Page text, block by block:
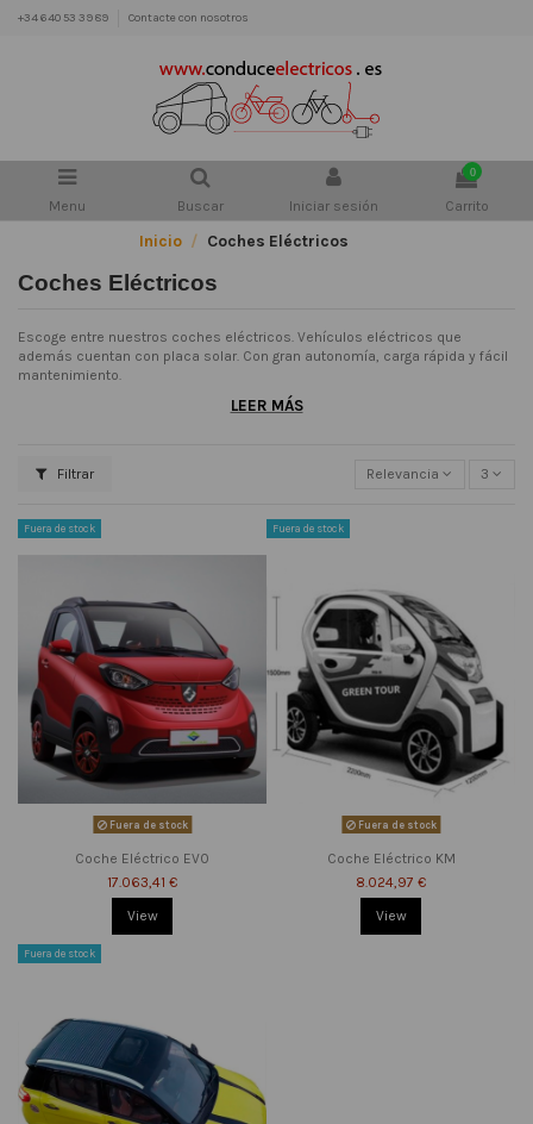
+34 640 53 39 89 Contacte con nosotros
Menu Buscar Iniciar sesión
0
Carrito
Inicio Coches Eléctricos
Coches Eléctricos
Escoge entre nuestros coches eléctricos. Vehículos eléctricos que
además cuentan con placa solar. Con gran autonomía, carga rápida y fácil
mantenimiento.
LEER MÁS
Filtrar Relevancia 3
Fuera de stock
Fuera de stock
Coche Eléctrico EV0
17.063,41 €
View
Fuera de stock
Fuera de stock
Coche Eléctrico KM
8.024,97 €
View
Fuera de stock